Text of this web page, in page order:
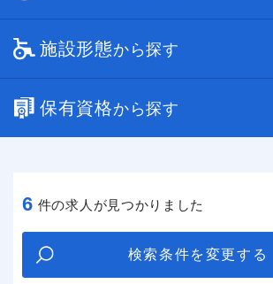
施設形態から探す
保有資格から探す
6 件の求人が見つかりました
検索条件を変更する